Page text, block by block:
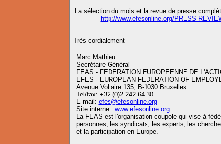
La sélection du mois et la revue de presse
http://www.efesonline.org/PRESS
Très cordialement
Marc Mathieu
Secrétaire Général
FEAS - FEDERATION EUROPEENNE DE
EFES - EUROPEAN FEDERATION OF
Avenue Voltaire 135, B-1030 Bruxelles
Tel/fax: +32 (0)2 242 64 30
E-mail: efes@efesonline.org
Site internet: www.efesonline.org
La FEAS est l'organisation-coupole qui vise à
personnes, les syndicats, les experts, les
et la participation en Europe.